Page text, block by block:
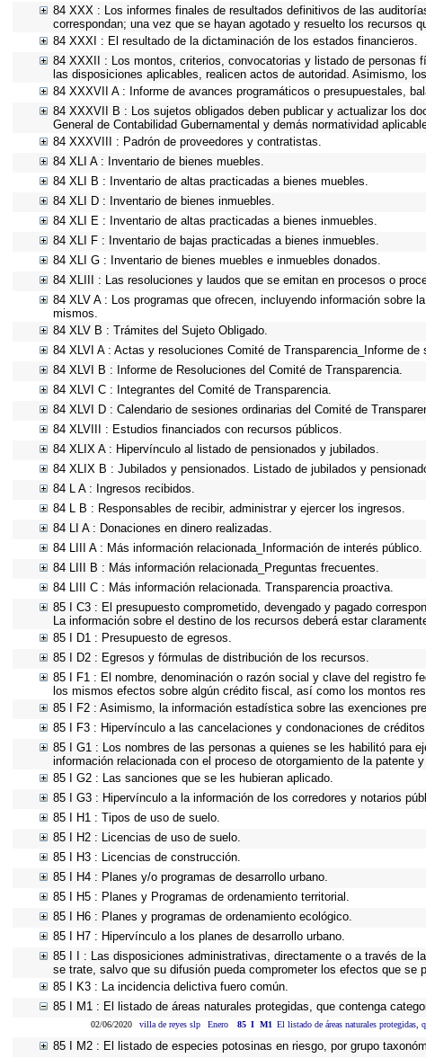
84 XXX : Los informes finales de resultados definitivos de las
correspondan; una vez que se hayan agotado y resuelto los recursos
84 XXXI : El resultado de la dictaminación de los estados financieros.
84 XXXII : Los montos, criterios, convocatorias y listado de personas
las disposiciones aplicables, realicen actos de autoridad. Asimismo,
84 XXXVII A : Informe de avances programáticos o presupuestales,
84 XXXVII B : Los sujetos obligados deben publicar y actualizar los
General de Contabilidad Gubernamental y demás normatividad
84 XXXVIII : Padrón de proveedores y contratistas.
84 XLI A : Inventario de bienes muebles.
84 XLI B : Inventario de altas practicadas a bienes muebles.
84 XLI D : Inventario de bienes inmuebles.
84 XLI E : Inventario de altas practicadas a bienes inmuebles.
84 XLI F : Inventario de bajas practicadas a bienes inmuebles.
84 XLI G : Inventario de bienes muebles e inmuebles donados.
84 XLIII : Las resoluciones y laudos que se emitan en procesos o
84 XLV A : Los programas que ofrecen, incluyendo información
mismos.
84 XLV B : Trámites del Sujeto Obligado.
84 XLVI A : Actas y resoluciones Comité de Transparencia_Informe
84 XLVI B : Informe de Resoluciones del Comité de Transparencia.
84 XLVI C : Integrantes del Comité de Transparencia.
84 XLVI D : Calendario de sesiones ordinarias del Comité de
84 XLVIII : Estudios financiados con recursos públicos.
84 XLIX A : Hipervínculo al listado de pensionados y jubilados.
84 XLIX B : Jubilados y pensionados. Listado de jubilados y
84 L A : Ingresos recibidos.
84 L B : Responsables de recibir, administrar y ejercer los ingresos.
84 LI A : Donaciones en dinero realizadas.
84 LIII A : Más información relacionada_Información de interés público.
84 LIII B : Más información relacionada_Preguntas frecuentes.
84 LIII C : Más información relacionada. Transparencia proactiva.
85 I C3 : El presupuesto comprometido, devengado y pagado
La información sobre el destino de los recursos deberá estar
85 I D1 : Presupuesto de egresos.
85 I D2 : Egresos y fórmulas de distribución de los recursos.
85 I F1 : El nombre, denominación o razón social y clave del registro
los mismos efectos sobre algún crédito fiscal, así como los montos
85 I F2 : Asimismo, la información estadística sobre las exenciones
85 I F3 : Hipervínculo a las cancelaciones y condonaciones de
85 I G1 : Los nombres de las personas a quienes se les habilitó para
información relacionada con el proceso de otorgamiento de la patente
85 I G2 : Las sanciones que se les hubieran aplicado.
85 I G3 : Hipervínculo a la información de los corredores y notarios
85 I H1 : Tipos de uso de suelo.
85 I H2 : Licencias de uso de suelo.
85 I H3 : Licencias de construcción.
85 I H4 : Planes y/o programas de desarrollo urbano.
85 I H5 : Planes y Programas de ordenamiento territorial.
85 I H6 : Planes y programas de ordenamiento ecológico.
85 I H7 : Hipervínculo a los planes de desarrollo urbano.
85 I I : Las disposiciones administrativas, directamente o a través de
se trate, salvo que su difusión pueda comprometer los efectos que
85 I K3 : La incidencia delictiva fuero común.
85 I M1 : El listado de áreas naturales protegidas, que contenga
02/06/2020 villa de reyes slp Enero 85 I M1 El listado de áreas naturales protegidas,
85 I M2 : El listado de especies potosinas en riesgo, por grupo